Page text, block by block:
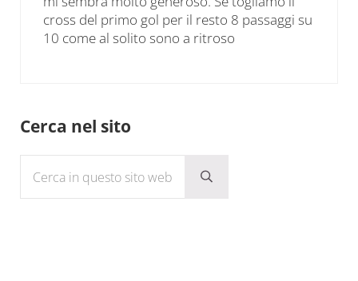
cross del primo gol per il resto 8 passaggi su
10 come al solito sono a ritroso
Sidebar
Cerca nel sito
Submit search